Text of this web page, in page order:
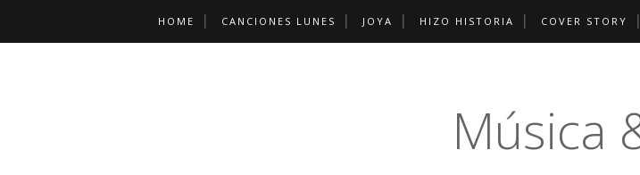
HOME CANCIONES LUNES JOYA HIZO HISTORIA COVER STORY
Música